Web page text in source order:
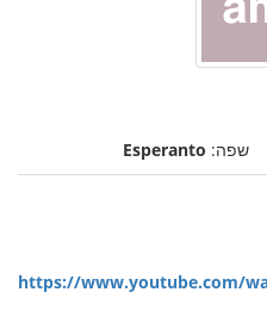
שפה: Esperanto
https://www.youtube.com/